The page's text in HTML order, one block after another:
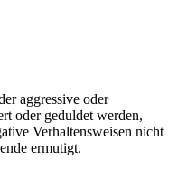
aggressive oder
oder geduldet werden,
Verhaltensweisen nicht
ermutigt.